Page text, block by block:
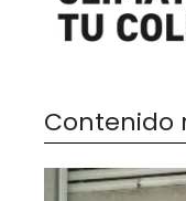
Contenido